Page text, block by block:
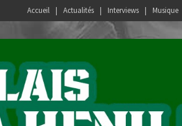
Accueil Actualités Interviews Musique